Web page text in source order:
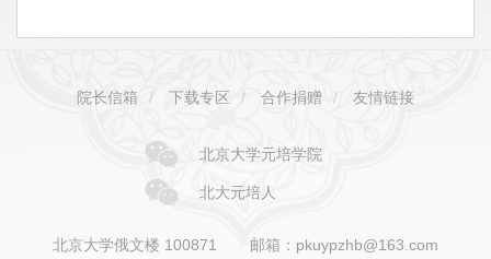
院长信箱 / 下载专区 / 合作捐赠 / 友情链接
北京大学元培学院
北大元培人
北京大学俄文楼 100871 邮箱：pkuypzhb@163.com